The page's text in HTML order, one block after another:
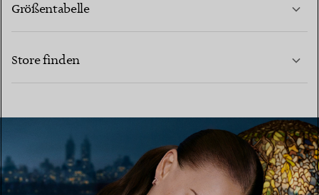
Größentabelle
Store finden